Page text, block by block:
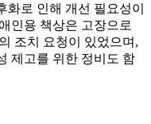
로 인해 개선 필요성이
인용 책상은 고장으로
조치 요청이 있었으며,
제고를 위한 정비도 함